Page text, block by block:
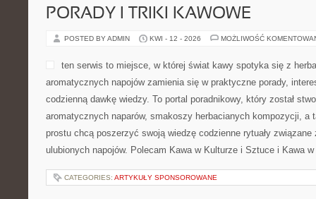
PORADY I TRIKI KAWOWE
POSTED BY ADMIN KWI - 12 - 2026 MOŻLIWOŚĆ
ten serwis to miejsce, w której świat kawy spotyka się z
aromatycznych napojów zamienia się w praktyczne porady,
codzienną dawkę wiedzy. To portal poradnikowy, który został
aromatycznych naparów, smakoszy herbacianych kompozycji, a
prostu chcą poszerzyć swoją wiedzę codzienne rytuały związane
ulubionych napojów. Polecam Kawa w Kulturze i Sztuce i Kawa
CATEGORIES: ARTYKUŁY SPONSOROWANE